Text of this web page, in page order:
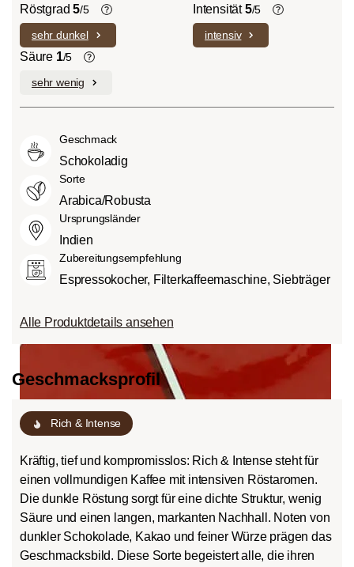
Röstgrad5/5
Helle Röstung (Light-/Cinnamon-
Roast):Es dominieren ausgeprägte
sauer als helle Röstungen, mit
ausgewogenem Geschmack und vollem
Körper.
Dunkle Röstung (French-/Italian):
Schokoladig süßer Körper mit
ausgeprägten Röstaromen und
Bitterstoffen bei geringem Säureanteil.
sehr dunkel
Intensität5/5
Die individuellen Aromen der
intensiv
Säure 1/5
Kaffeebohnen enthalten, wie viele
verschiedenen Faktoren wie der
Bohnensorte, Anbauhöhe, Herkunft und
besonders der Röstung ab.
sehr wenig
Geschmack
Schokoladig
Sorte
Arabica/Robusta
Ursprungsländer
Indien
Zubereitungsempfehlung
Espressokocher, Filterkaffeemaschine, Siebträger
Alle Produktdetails ansehen
Geschmacksprofil
Rich & Intense
Kräftig, tief und kompromisslos: Rich & Intense steht für
einen vollmundigen Kaffee mit intensiven Röstaromen.
Die dunkle Röstung sorgt für eine dichte Struktur, wenig
Säure und einen langen, markanten Nachhall. Noten von
dunkler Schokolade, Kakao und feiner Würze prägen das
Geschmacksbild. Diese Sorte begeistert alle, die ihren